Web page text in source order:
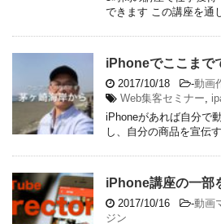
できます この講座を通
iPhoneでここま
2017/10/18 -動画
Web集客セミナー,
iPhoneがあれば自分で
し、自分の商品を宣伝
iPhone講座の一部
2017/10/16 -動画
ジン